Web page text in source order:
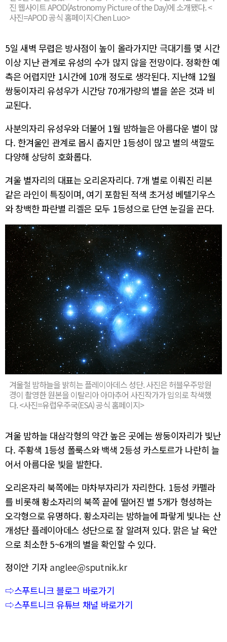
진 웹사이트 APOD(Astronomy Picture of the Day)에 소개됐다. <
사진=APOD 공식 홈페이지·Chen Luo>
5일 새벽 무렵은 방사점이 높이 올라가지만 극대기를 몇 시간
이상 지난 관계로 유성의 수가 많지 않을 전망이다. 정확한 예
측은 어렵지만 1시간에 10개 정도로 생각된다. 지난해 12월
쌍둥이자리 유성우가 시간당 70개가량의 별을 쏟은 것과 비
교된다.
사분의자리 유성우와 더불어 1월 밤하늘은 아름다운 별이 많
다. 한겨울인 관계로 몹시 춥지만 1등성이 많고 별의 색깔도
다양해 상당히 호화롭다.
겨울 별자리의 대표는 오리온자리다. 7개 별로 이뤄진 리본
같은 라인이 특징이며, 여기 포함된 적색 초거성 베텔기우스
와 창백한 파란별 리겔은 모두 1등성으로 단연 눈길을 끈다.
겨울철 밤하늘을 밝히는 플레이아데스 성단. 사진은 허블우주망원
경이 촬영한 원본을 이탈리아 아마추어 사진작가가 임의로 착색했
다. <사진=유럽우주국(ESA) 공식 홈페이지>
겨울 밤하늘 대삼각형의 약간 높은 곳에는 쌍둥이자리가 빛난
다. 주황색 1등성 폴룩스와 백색 2등성 카스토르가 나란히 늘
어서 아름다운 빛을 발한다.
오리온자리 북쪽에는 마차부자리가 자리한다. 1등성 카펠라
를 비롯해 황소자리의 북쪽 끝에 떨어진 별 5개가 형성하는
오각형으로 유명하다. 황소자리는 밤하늘에 파랗게 빛나는 산
개성단 플레이아데스 성단으로 잘 알려져 있다. 맑은 날 육안
으로 최소한 5~6개의 별을 확인할 수 있다.
정이안 기자 anglee@sputnik.kr
⇨스푸트니크 블로그 바로가기
⇨스푸트니크 유튜브 채널 바로가기